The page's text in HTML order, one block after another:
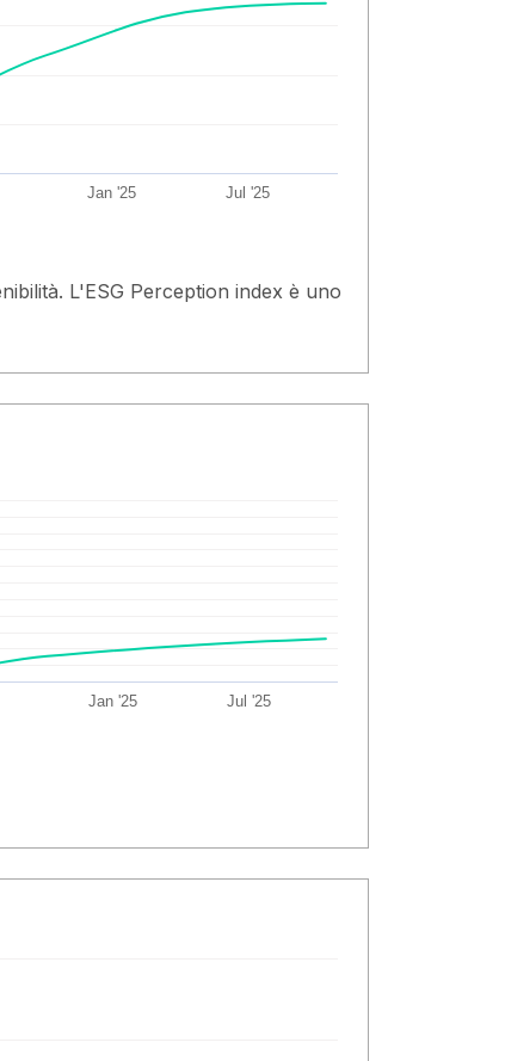
Jan '25 Jul '25
L'ESG Perception index è uno
Jan '25 Jul '25